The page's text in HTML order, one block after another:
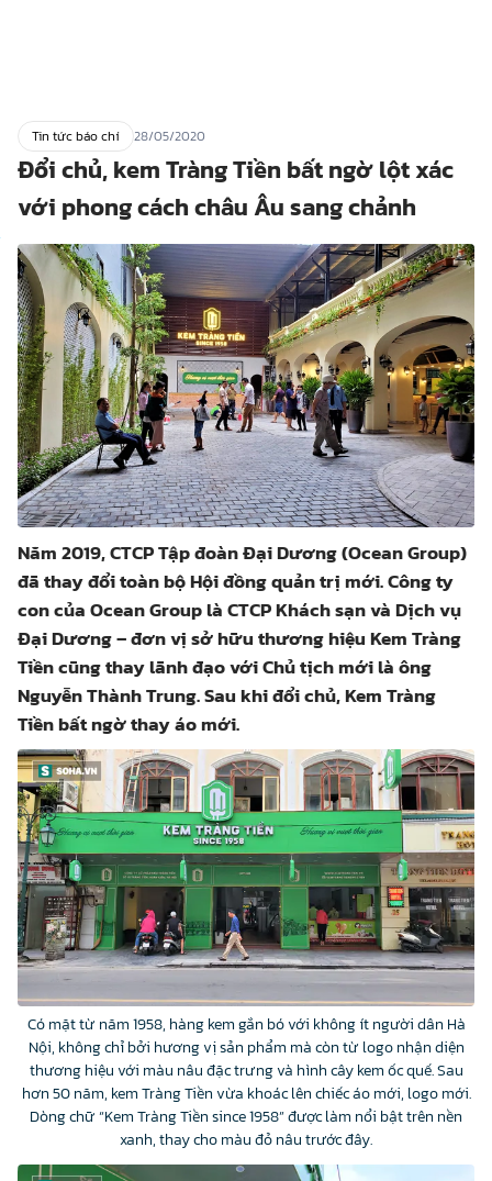
Tin tức báo chí 28/05/2020
Đổi chủ, kem Tràng Tiền bất ngờ lột xác
với phong cách châu Âu sang chảnh
Năm 2019, CTCP Tập đoàn Đại Dương (Ocean Group)
đã thay đổi toàn bộ Hội đồng quản trị mới. Công ty
con của Ocean Group là CTCP Khách sạn và Dịch vụ
Đại Dương – đơn vị sở hữu thương hiệu Kem Tràng
Tiền cũng thay lãnh đạo với Chủ tịch mới là ông
Nguyễn Thành Trung. Sau khi đổi chủ, Kem Tràng
Tiền bất ngờ thay áo mới.
Có mặt từ năm 1958, hàng kem gắn bó với không ít người dân Hà
Nội, không chỉ bởi hương vị sản phẩm mà còn từ logo nhận diện
thương hiệu với màu nâu đặc trưng và hình cây kem ốc quế. Sau
hơn 50 năm, kem Tràng Tiền vừa khoác lên chiếc áo mới, logo mới.
Dòng chữ “Kem Tràng Tiền since 1958” được làm nổi bật trên nền
xanh, thay cho màu đỏ nâu trước đây.